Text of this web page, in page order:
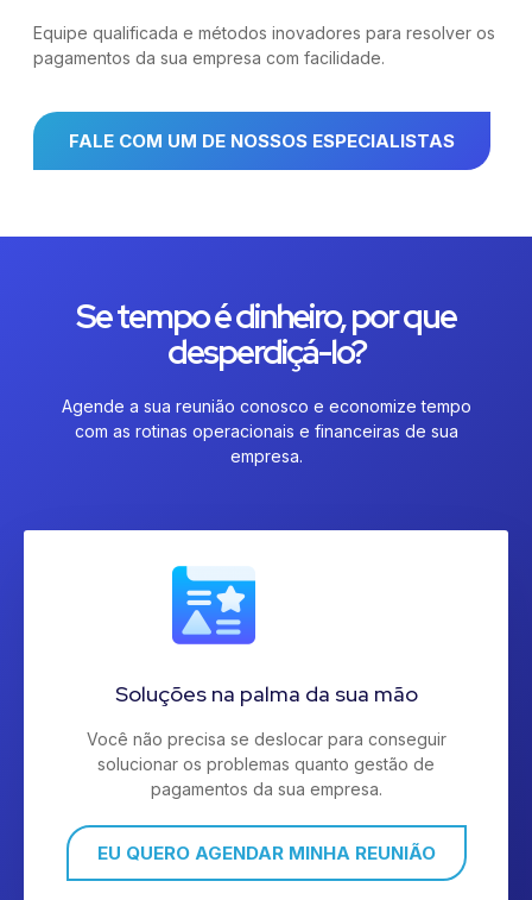
Equipe qualificada e métodos inovadores para resolver os
pagamentos da sua empresa com facilidade.
FALE COM UM DE NOSSOS ESPECIALISTAS
Se tempo é dinheiro, por que
desperdiçá-lo?
Agende a sua reunião conosco e economize tempo
com as rotinas operacionais e financeiras de sua
empresa.
Soluções na palma da sua mão
Você não precisa se deslocar para conseguir
solucionar os problemas quanto gestão de
pagamentos da sua empresa.
EU QUERO AGENDAR MINHA REUNIÃO